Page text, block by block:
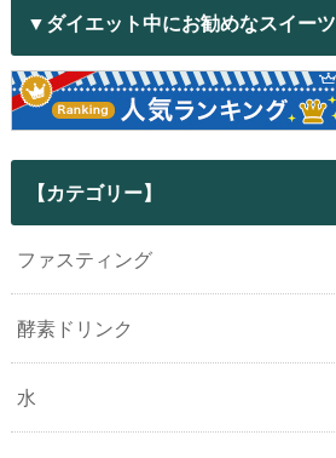
▼ダイエット中にお勧めなスイーツ
【カテゴリー】
ファスティング
酵素ドリンク
水